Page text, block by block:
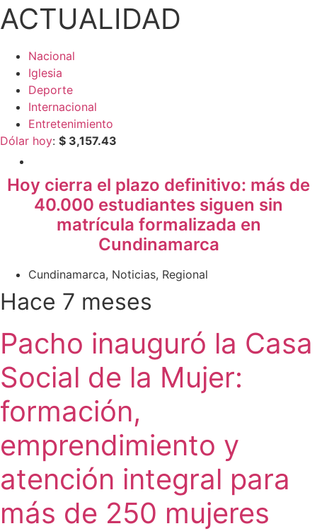
ACTUALIDAD
Nacional
Iglesia
Deporte
Internacional
Entretenimiento
Dólar hoy: $ 3,157.43
Hoy cierra el plazo definitivo: más de
40.000 estudiantes siguen sin
matrícula formalizada en
Cundinamarca
Cundinamarca, Noticias, Regional
Hace 7 meses
Pacho inauguró la Casa
Social de la Mujer:
formación,
emprendimiento y
atención integral para
más de 250 mujeres